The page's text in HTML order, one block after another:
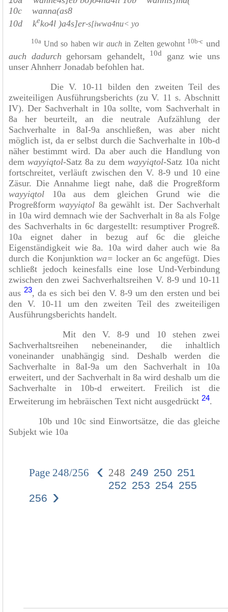
10c wanna(as8
10d
keko4l )a4s]er-s[iwwa4nu< yo
10aUnd so haben wir auchin Zelten gewohnt 10b-c und
auch dadurch gehorsam gehandelt, 10d
ganz wie uns
unser Ahnherr Jonadab befohlen hat.
Die V. 10-11 bilden den zweiten Teil des
zweiteiligen Ausführungsberichts (zu V. 11 s. Abschnitt
IV). Der Sachverhalt in 10a sollte, vom Sachverhalt in
8a her beurteilt, an die neutrale Aufzählung der
Sachverhalte in 8aI-9a anschließen, was aber nicht
möglich ist, da er selbst durch die Sachverhalte in 10b-d
näher bestimmt wird. Da aber auch die Handlung von
demwayyiqtol-Satz 8a zu dem wayyiqtol-Satz 10a nicht
fortschreitet, verläuft zwischen den V. 8-9 und 10 eine
Zäsur. Die Annahme liegt nahe, daß die Progreßform
wayyiqtol 10a aus dem gleichen Grund wie die
Progreßformwayyiqtol 8a gewählt ist. Der Sachverhalt
in 10a wird demnach wie der Sachverhalt in 8a als Folge
des Sachverhalts in 6c dargestellt: resumptiver Progreß.
10a eignet daher in bezug auf 6c die gleiche
Eigenständigkeit wie 8a. 10a wird daher auch wie 8a
durch die Konjunktion wa= locker an 6c angefügt. Dies
schließt jedoch keinesfalls eine lose Und-Verbindung
zwischen den zwei Sachverhaltsreihen V. 8-9 und 10-11
aus23, da es sich bei den V. 8-9 um den ersten und bei
den V. 10-11 um den zweiten Teil des zweiteiligen
Ausführungsberichts handelt.
Mit den V. 8-9 und 10 stehen zwei
Sachverhaltsreihen nebeneinander, die inhaltlich
voneinander unabhängig sind. Deshalb werden die
Sachverhalte in 8aI-9a um den Sachverhalt in 10a
erweitert, und der Sachverhalt in 8a wird deshalb um die
Sachverhalte in 10b-d erweitert. Freilich ist die
Erweiterung im hebräischen Text nicht ausgedrückt 24.
10b und 10c sind Einwortsätze, die das gleiche
Subjekt wie 10a
Page 248/256 ‹ 248 249 250 251
252 253 254 255
256 ›